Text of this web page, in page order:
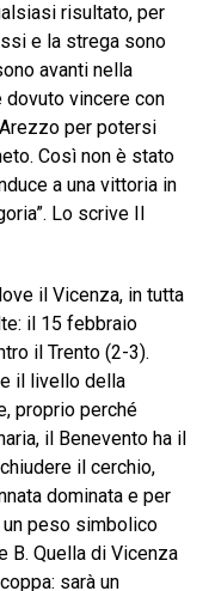
risultato, per
e la strega sono
avanti nella
vincere con
per potersi
Così non è stato
a una vittoria in
Lo scrive Il
il Vicenza, in tutta
il 15 febbraio
il Trento (2-3).
il livello della
proprio perché
il Benevento ha il
il cerchio,
dominata e per
peso simbolico
B. Quella di Vicenza
sarà un